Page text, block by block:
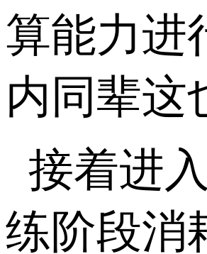
算能力进
内同辈这
接着进入
练阶段消